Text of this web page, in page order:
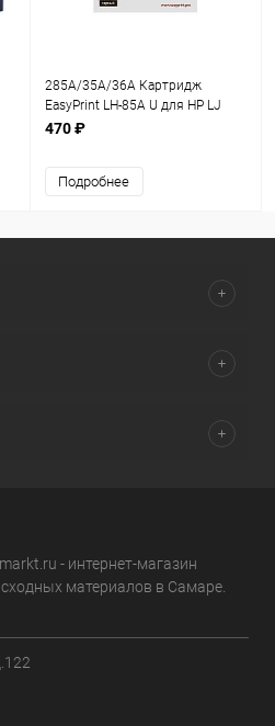
285A/35A/36A Картридж
EasyPrint LH-85A U для HP LJ
P1005/1505/Pro 1102/LBP6000
470 ₽
Подробнее
- интернет-магазин
материалов в Самаре.